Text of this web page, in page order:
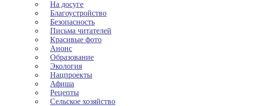
На досуге
Благоустройство
Безопасность
Письма читателей
Красивые фото
Анонс
Образование
Экология
Нацпроекты
Афиша
Рецепты
Сельское хозяйство